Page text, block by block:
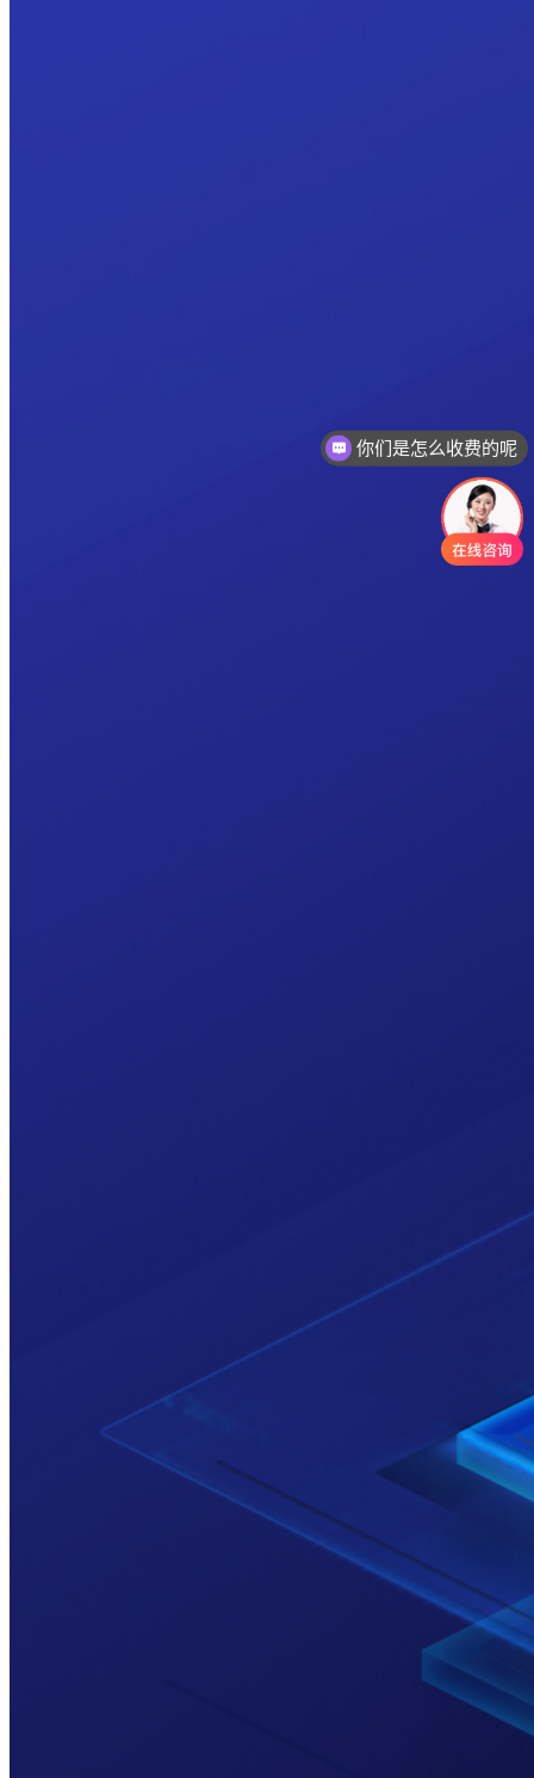
你们是怎么收费的呢